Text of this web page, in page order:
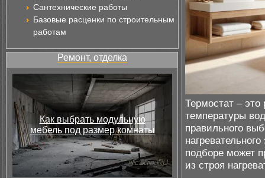
Сантехнические работы
Базовые расценки по строительным
работам
Ремонт, отделка
Как выбрать модульную
мебель под размер комнаты
Термостат –
температуры
правильного
подборе может
из строя